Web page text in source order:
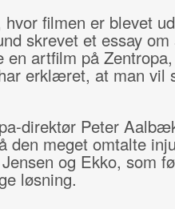
filmen er blevet
skrevet et essay om
en artfilm på
erklæret, at man vil
direktør Peter
den meget omtalte
og Ekko, som
løsning.